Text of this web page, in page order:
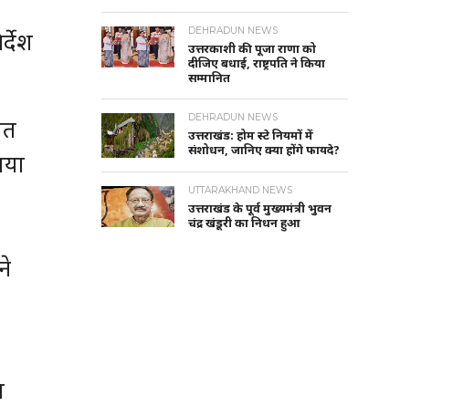
DEHRADUN NEWS
उत्तरकाशी की पूजा राणा को
दीजिए बधाई, राष्ट्रपति ने किया
सम्मानित
DEHRADUN NEWS
उत्तराखंड: होम स्टे नियमों में
संशोधन, जानिए क्या होंगे फायदे?
UTTARAKHAND NEWS
उत्तराखंड के पूर्व मुख्यमंत्री भुवन
चंद्र खंडूरी का निधन हुआ